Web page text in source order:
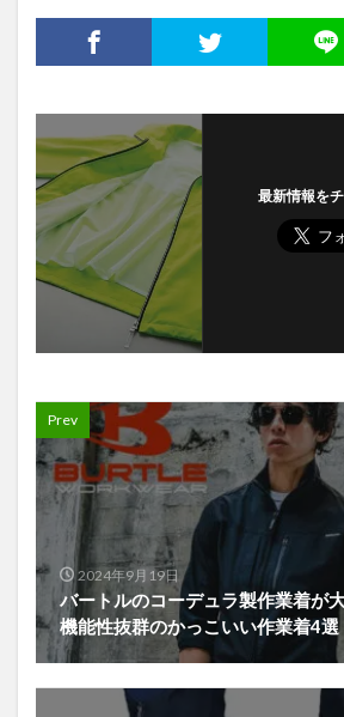
最新情報を
Prev
2024年9月19日
バートルのコーデュラ製作業着が
機能性抜群のかっこいい作業着4選